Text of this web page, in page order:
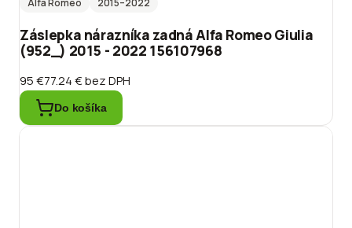
Alfa Romeo
2015–2022
Záslepka nárazníka zadná Alfa Romeo Giulia
(952_) 2015 - 2022 156107968
95 €77.24 €bez DPH
Do košíka